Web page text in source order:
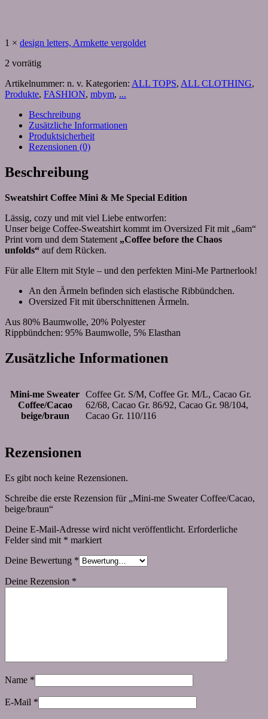
1 × design letters, Armkette vergoldet
2 vorrätig
Artikelnummer: n. v. Kategorien: ALL TOPS, ALL CLOTHING,
Produkte, FASHION, mbym, ...
Beschreibung
Zusätzliche Informationen
Produktsicherheit
Rezensionen (0)
Beschreibung
Sweatshirt Coffee Mini & Me Special Edition
Lässig, cozy und mit viel Liebe entworfen:
Unser beige Coffee-Sweatshirt kommt im Oversized Fit mit „6am“
Print vorn und dem Statement „Coffee before the Chaos
unfolds“ auf dem Rücken.
Für alle Eltern mit Style – und den perfekten Mini-Me Partnerlook!
An den Ärmeln befinden sich elastische Ribbündchen.
Oversized Fit mit überschnittenen Ärmeln.
Aus 80% Baumwolle, 20% Polyester
Rippbündchen: 95% Baumwolle, 5% Elasthan
Zusätzliche Informationen
Mini-me Sweater
Coffee/Cacao
beige/braun
Coffee Gr. S/M, Coffee Gr. M/L, Cacao Gr.
62/68, Cacao Gr. 86/92, Cacao Gr. 98/104,
Cacao Gr. 110/116
Rezensionen
Es gibt noch keine Rezensionen.
Schreibe die erste Rezension für „Mini-me Sweater Coffee/Cacao,
beige/braun“
Deine E-Mail-Adresse wird nicht veröffentlicht. Erforderliche
Felder sind mit * markiert
Deine Bewertung *
Deine Rezension *
Name *
E-Mail *